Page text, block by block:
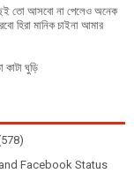
তো আসবো না পেলেও অনেক
হিরা মানিক চাইনা আমার
ঘুড়ি
and Facebook Status